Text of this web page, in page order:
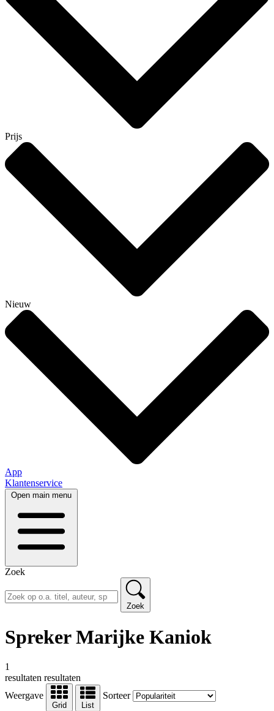
Prijs
Nieuw
App
Klantenservice
Open main menu
Zoek
Zoek
Spreker Marijke Kaniok
1
resultaten resultaten
Weergave
Grid List
Sorteer